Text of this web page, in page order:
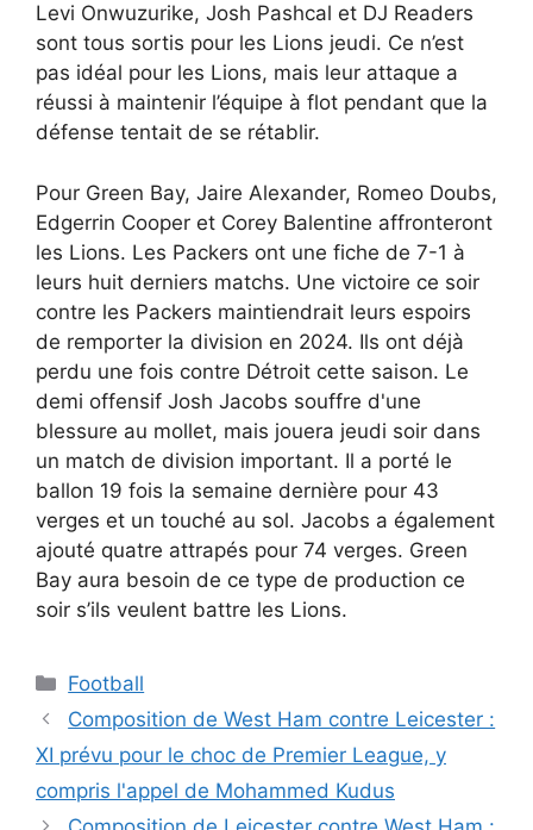
Levi Onwuzurike, Josh Pashcal et DJ Readers
sont tous sortis pour les Lions jeudi. Ce n’est
pas idéal pour les Lions, mais leur attaque a
réussi à maintenir l’équipe à flot pendant que la
défense tentait de se rétablir.
Pour Green Bay, Jaire Alexander, Romeo Doubs,
Edgerrin Cooper et Corey Balentine affronteront
les Lions. Les Packers ont une fiche de 7-1 à
leurs huit derniers matchs. Une victoire ce soir
contre les Packers maintiendrait leurs espoirs
de remporter la division en 2024. Ils ont déjà
perdu une fois contre Détroit cette saison. Le
demi offensif Josh Jacobs souffre d'une
blessure au mollet, mais jouera jeudi soir dans
un match de division important. Il a porté le
ballon 19 fois la semaine dernière pour 43
verges et un touché au sol. Jacobs a également
ajouté quatre attrapés pour 74 verges. Green
Bay aura besoin de ce type de production ce
soir s’ils veulent battre les Lions.
Catégories
Football
Composition de West Ham contre Leicester :
XI prévu pour le choc de Premier League, y
compris l'appel de Mohammed Kudus